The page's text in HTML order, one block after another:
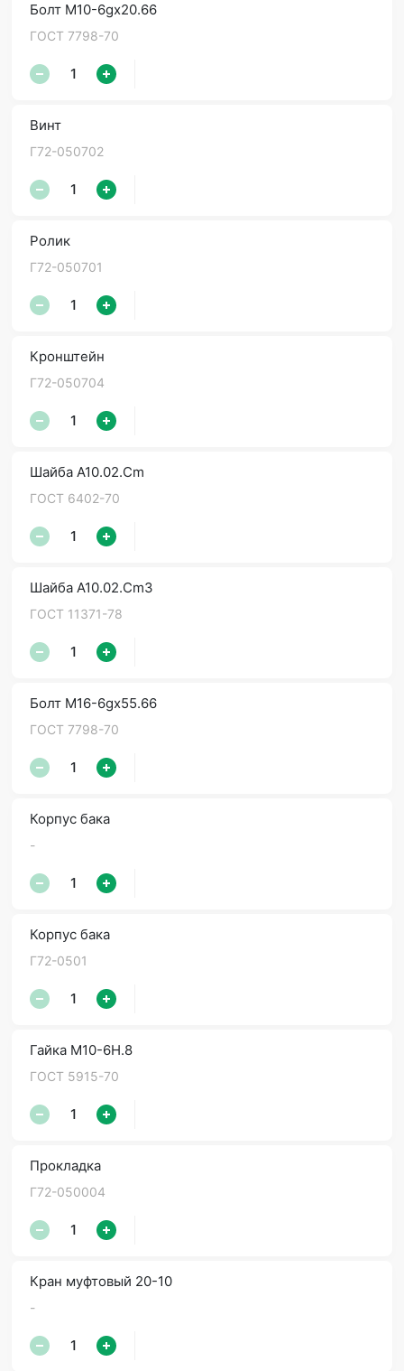
Болт М10-6gх20.66
ГОСТ 7798-70
Винт
Г72-050702
Ролик
Г72-050701
Кронштейн
Г72-050704
Шайба А10.02.Сm
ГОСТ 6402-70
Шайба А10.02.Сm3
ГОСТ 11371-78
Болт М16-6gх55.66
ГОСТ 7798-70
Корпус бака
-
Корпус бака
Г72-0501
Гайка М10-6Н.8
ГОСТ 5915-70
Прокладка
Г72-050004
Кран муфтовый 20-10
-